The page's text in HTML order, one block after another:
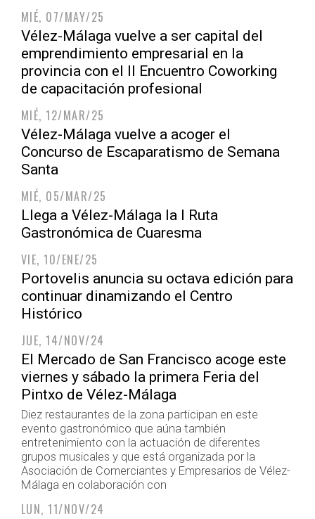
MIÉ, 07/MAY/25
Vélez-Málaga vuelve a ser capital del
emprendimiento empresarial en la
provincia con el II Encuentro Coworking
de capacitación profesional
MIÉ, 12/MAR/25
Vélez-Málaga vuelve a acoger el
Concurso de Escaparatismo de Semana
Santa
MIÉ, 05/MAR/25
Llega a Vélez-Málaga la I Ruta
Gastronómica de Cuaresma
VIE, 10/ENE/25
Portovelis anuncia su octava edición para
continuar dinamizando el Centro
Histórico
JUE, 14/NOV/24
El Mercado de San Francisco acoge este
viernes y sábado la primera Feria del
Pintxo de Vélez-Málaga
Diez restaurantes de la zona participan en este
evento gastronómico que aúna también
entretenimiento con la actuación de diferentes
grupos musicales y que está organizada por la
Asociación de Comerciantes y Empresarios de Vélez-
Málaga en colaboración con
LUN, 11/NOV/24